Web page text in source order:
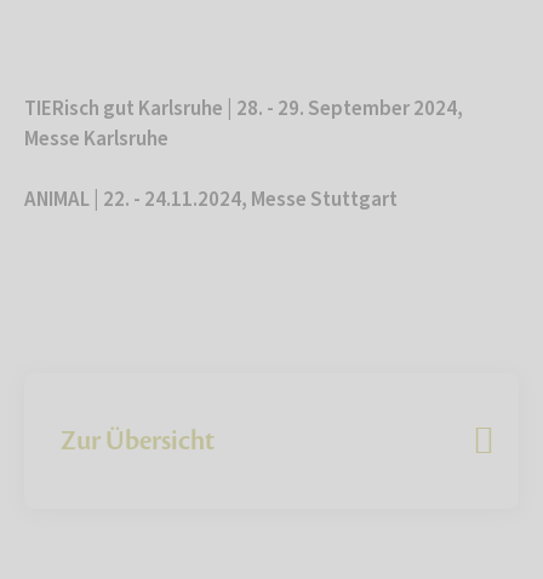
TIERisch gut Karlsruhe | 28. - 29. September 2024,
Messe Karlsruhe
ANIMAL | 22. - 24.11.2024, Messe Stuttgart
Zur Übersicht